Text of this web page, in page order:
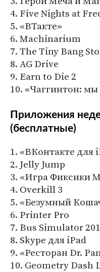
4. Five Nights at
5. «ВТакте»
6. Machinarium
7. The Tiny Bang
8. AG Drive
9. Earn to Die 2
10. «Чаггинтон:
Приложения
(бесплатные)
1. «ВКонтакте для
2. Jelly Jump
3. «Игра Фиксики
4. Overkill 3
5. «Безумный
6. Printer Pro
7. Bus Simulator
8. Skype для iPad
9. «Ресторан Dr.
10. Geometry Dash